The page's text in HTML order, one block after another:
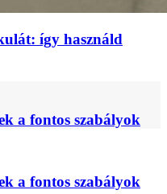
így használd
a fontos szabályok
a fontos szabályok